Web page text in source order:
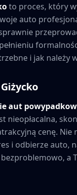
to proces, który
auto
i jak należy
Giżycko
aut
nieopłacalna,
cenę.
i odbierze auto,
a